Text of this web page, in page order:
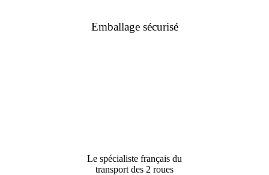
Emballage sécurisé
Le spécialiste français du
transport des 2 roues